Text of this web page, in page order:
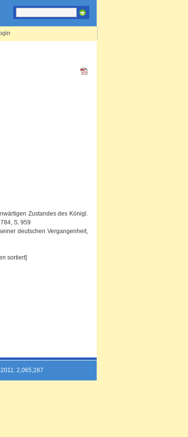
Zustandes des Königl.
S. 959
deutschen Vergangenheit,
sortiert]
2,065,287